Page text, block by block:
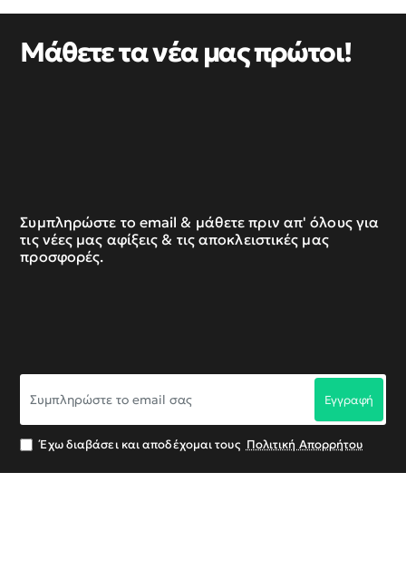
Μάθετε τα νέα μας πρώτοι!
Συμπληρώστε το email & μάθετε πριν απ' όλους για
τις νέες μας αφίξεις & τις αποκλειστικές μας
προσφορές.
το
σας
Εγγραφή
Έχω διαβάσει και αποδέχομαι τους Πολιτική Απορρήτου